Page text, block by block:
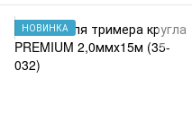
НОВИНКА